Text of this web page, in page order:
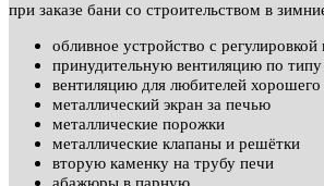
при заказе бани со строительством в
обливное устройство с регулировкой
принудительную вентиляцию по типу
вентиляцию для любителей
металлический экран за печью
металлические порожки
металлические клапаны и решётки
вторую каменку на трубу печи